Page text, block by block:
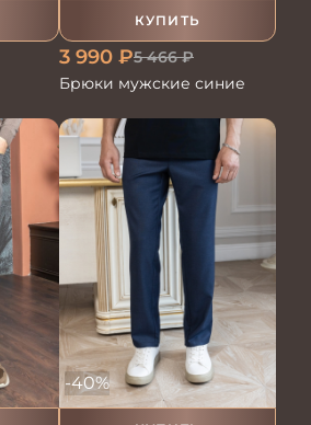
КУПИТЬ
3 990 ₽5 466₽
Брюки мужские синие
-40%